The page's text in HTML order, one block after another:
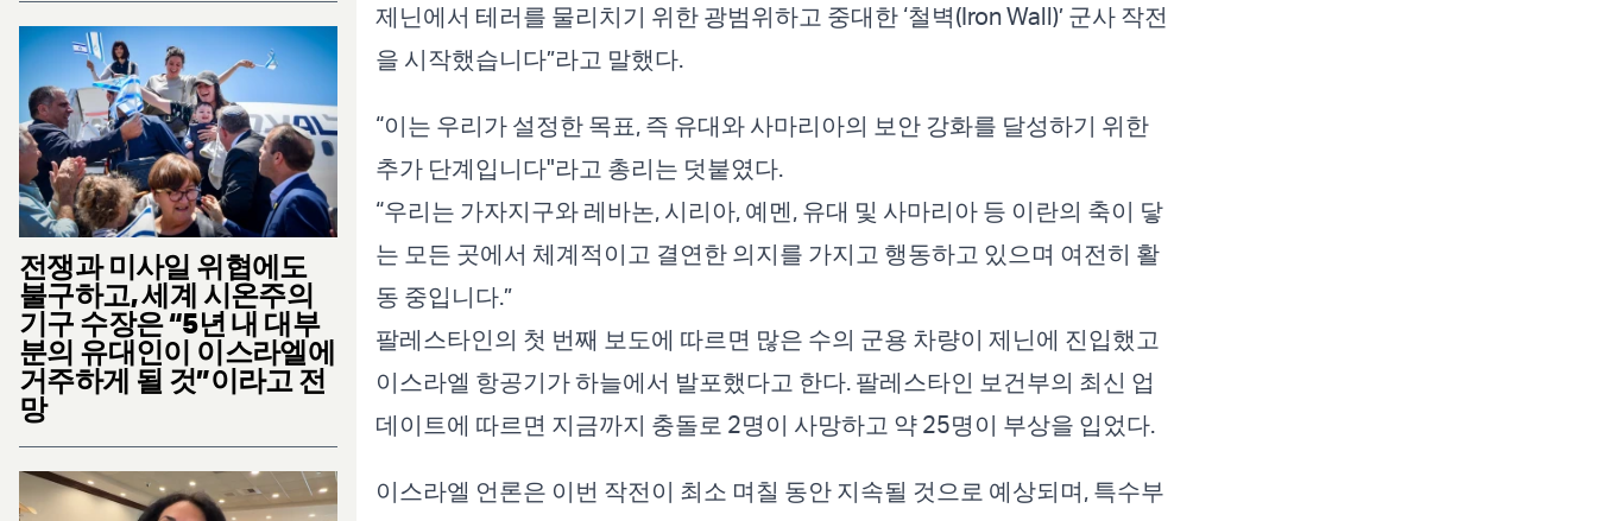
전쟁과 미사일 위협에도
불구하고, 세계 시온주의
기구 수장은 “5년 내 대부
분의 유대인이 이스라엘에
거주하게 될 것”이라고 전
망
제닌에서 테러를 물리치기 위한 광범위하고 중대한 ‘철벽(Iron Wall)’ 군사 작전
을 시작했습니다”라고 말했다.
“이는 우리가 설정한 목표, 즉 유대와 사마리아의 보안 강화를 달성하기 위한
추가 단계입니다"라고 총리는 덧붙였다.
“우리는 가자지구와 레바논, 시리아, 예멘, 유대 및 사마리아 등 이란의 축이 닿
는 모든 곳에서 체계적이고 결연한 의지를 가지고 행동하고 있으며 여전히 활
동 중입니다.”
팔레스타인의 첫 번째 보도에 따르면 많은 수의 군용 차량이 제닌에 진입했고
이스라엘 항공기가 하늘에서 발포했다고 한다. 팔레스타인 보건부의 최신 업
데이트에 따르면 지금까지 충돌로 2명이 사망하고 약 25명이 부상을 입었다.
이스라엘 언론은 이번 작전이 최소 며칠 동안 지속될 것으로 예상되며, 특수부